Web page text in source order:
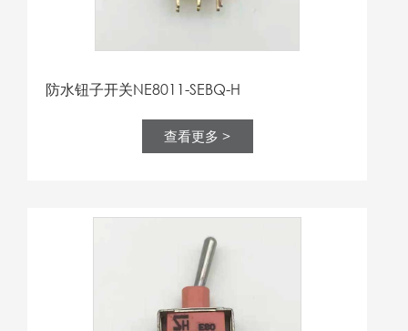
防水钮子开关NE8011-SEBQ-H
查看更多 >